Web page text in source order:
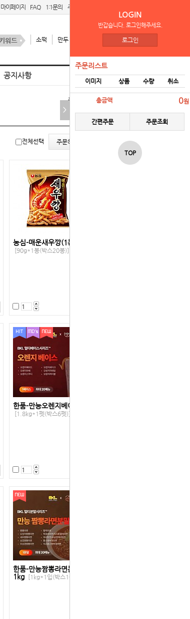
마이페이지 FAQ 1:1문의 주문리스트
소떡 만두
공지사항
홈 주영이푸드
LOGIN
반갑습니다. 로그인해주세요.
로그인
주문리스트
이미지 상품 수량 취소
총금액 0원
간편주문 주문조회
TOP
>
전체선택 주문하기
농심-매운새우깡(1봉)
[90g*1봉(박스20봉)]
한품-만능오렌지베이스
[1.8kg*1펫(박스6펫)]
한품-만능짬뽕라면분말
1kg
[1kg*1입(박스10입)]